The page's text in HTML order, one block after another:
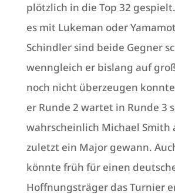
plötzlich in die Top 32
es mit Lukeman oder
Schindler sind beide Gegner
wenngleich er bislang auf
noch nicht überzeugen
er Runde 2 wartet in Runde 3
wahrscheinlich Michael Smith
zuletzt ein Major gewann.
könnte früh für einen
Hoffnungsträger das Turnier